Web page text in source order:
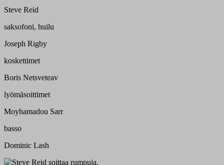
Steve Reid
saksofoni, huilu
Joseph Rigby
koskettimet
Boris Netsveteav
lyömäsoittimet
Moyhamadou Sarr
basso
Dominic Lash